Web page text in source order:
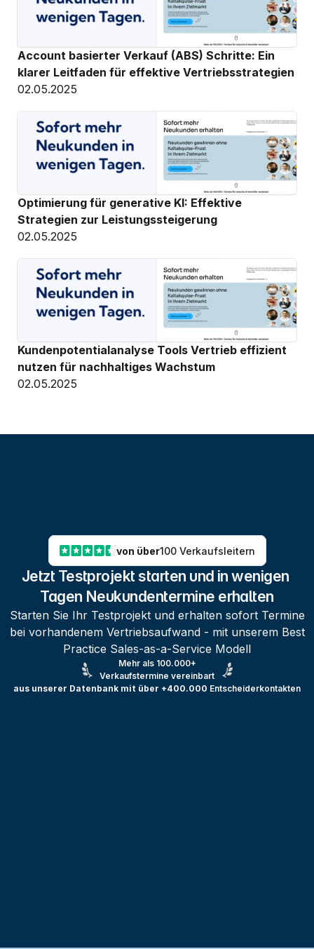
Account basierter Verkauf (ABS) Schritte: Ein
klarer Leitfaden für effektive Vertriebsstrategien
02.05.2025
Optimierung für generative KI: Effektive
Strategien zur Leistungssteigerung
02.05.2025
Kundenpotentialanalyse Tools Vertrieb effizient
nutzen für nachhaltiges Wachstum
02.05.2025
von über100 Verkaufsleitern
Jetzt Testprojekt starten und in wenigen
Tagen Neukundentermine erhalten
Starten Sie Ihr Testprojekt und erhalten sofort Termine
bei vorhandenem Vertriebsaufwand - mit unserem Best
Practice Sales-as-a-Service Modell
Mehr als 100.000+
Verkaufstermine vereinbart
aus unserer Datenbank mit über +400.000 Entscheiderkontakten